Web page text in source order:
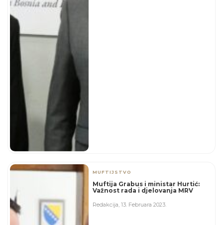
MUFTIJSTVO
Muftija Grabus i ministar Hurtić:
Važnost rada i djelovanja MRV
Redakcija,13. Februara 2023.